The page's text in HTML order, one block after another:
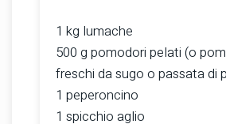
1 kg lumache
500 g pomodori pelati (o
freschi da sugo o passata di
1 peperoncino
1 spicchio aglio